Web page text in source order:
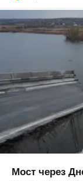
Мост через